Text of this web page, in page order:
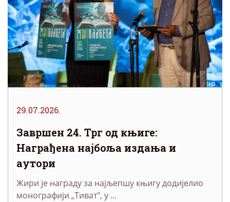
29.07.2026.
Завршен 24. Трг од књиге:
Награђена најбоља издања и
аутори
Жири је награду за најљепшу књигу додијелио
монографији „Тиват", у ...